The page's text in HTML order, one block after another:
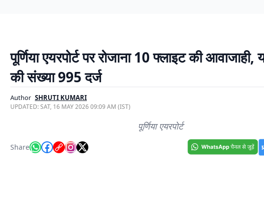
पूर्णिया एयरपोर्ट पर रोजाना 10 फ्लाइट की आवाजाही,
की संख्या 995 दर्ज
Author SHRUTI KUMARI
UPDATED:SAT, 16 MAY 2026 09:09 AM (IST)
पूर्णिया एयरपोर्ट
Share